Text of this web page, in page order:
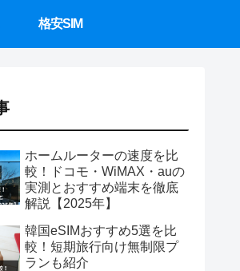
格安SIM
ホームルーターの速度を比
較！ドコモ・WiMAX・auの
実測とおすすめ端末を徹底
解説【2025年】
韓国eSIMおすすめ5選を比
較！短期旅行向け無制限プ
ランも紹介